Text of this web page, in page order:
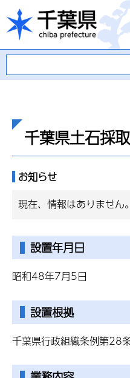
千葉県
千葉県土石採
お知らせ
現在、情報はありません。
設置年月日
昭和48年7月5日
設置根拠
千葉県行政組織条例第28